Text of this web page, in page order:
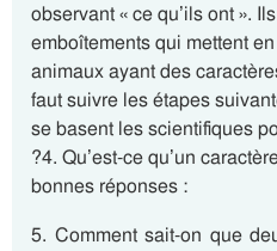
observant « ce qu’ils ont ».
emboîtements qui mettent
animaux ayant des
faut suivre les étapes
se basent les scientifiques
?4. Qu’est-ce qu’un
bonnes réponses :
5. Comment sait-on que